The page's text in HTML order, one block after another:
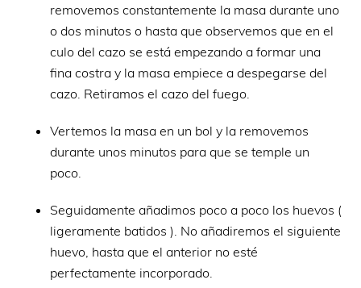
removemos constantemente la masa durante uno
o dos minutos o hasta que observemos que en el
culo del cazo se está empezando a formar una
fina costra y la masa empiece a despegarse del
cazo. Retiramos el cazo del fuego.
Vertemos la masa en un bol y la removemos
durante unos minutos para que se temple un
poco.
Seguidamente añadimos poco a poco los huevos (
ligeramente batidos ). No añadiremos el siguiente
huevo, hasta que el anterior no esté
perfectamente incorporado.